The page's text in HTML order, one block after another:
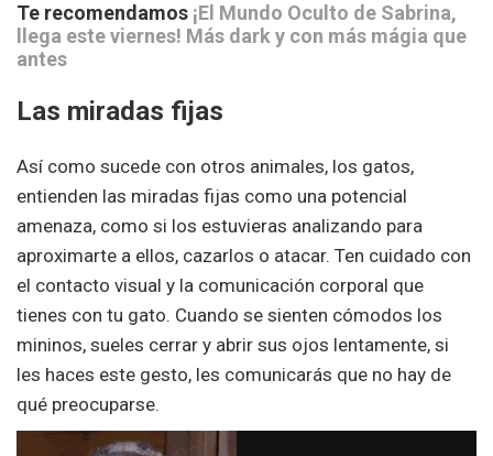
Te recomendamos ¡El Mundo Oculto de Sabrina,
llega este viernes! Más dark y con más mágia que
antes
Las miradas fijas
Así como sucede con otros animales, los gatos,
entienden las miradas fijas como una potencial
amenaza, como si los estuvieras analizando para
aproximarte a ellos, cazarlos o atacar. Ten cuidado con
el contacto visual y la comunicación corporal que
tienes con tu gato. Cuando se sienten cómodos los
mininos, sueles cerrar y abrir sus ojos lentamente, si
les haces este gesto, les comunicarás que no hay de
qué preocuparse.